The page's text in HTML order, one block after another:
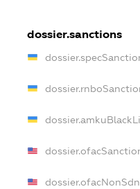
dossier.sanctions